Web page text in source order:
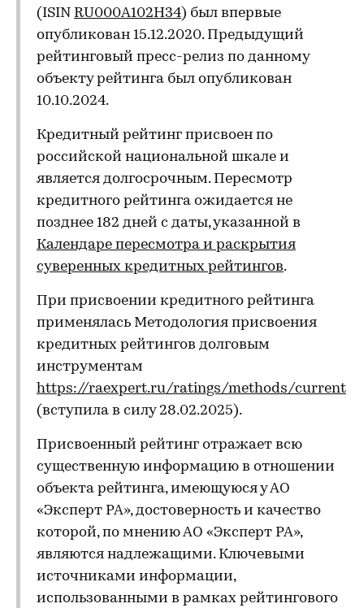
(ISIN RU000A102H34) был впервые
опубликован 15.12.2020. Предыдущий
рейтинговый пресс-релиз по данному
объекту рейтинга был опубликован
10.10.2024.
Кредитный рейтинг присвоен по
российской национальной шкале и
является долгосрочным. Пересмотр
кредитного рейтинга ожидается не
позднее 182 дней с даты, указанной в
Календаре пересмотра и раскрытия
суверенных кредитных рейтингов.
При присвоении кредитного рейтинга
применялась Методология присвоения
кредитных рейтингов долговым
инструментам
https://raexpert.ru/ratings/methods/current
(вступила в силу 28.02.2025).
Присвоенный рейтинг отражает всю
существенную информацию в отношении
объекта рейтинга, имеющуюся у АО
«Эксперт РА», достоверность и качество
которой, по мнению АО «Эксперт РА»,
являются надлежащими. Ключевыми
источниками информации,
использованными в рамках рейтингового